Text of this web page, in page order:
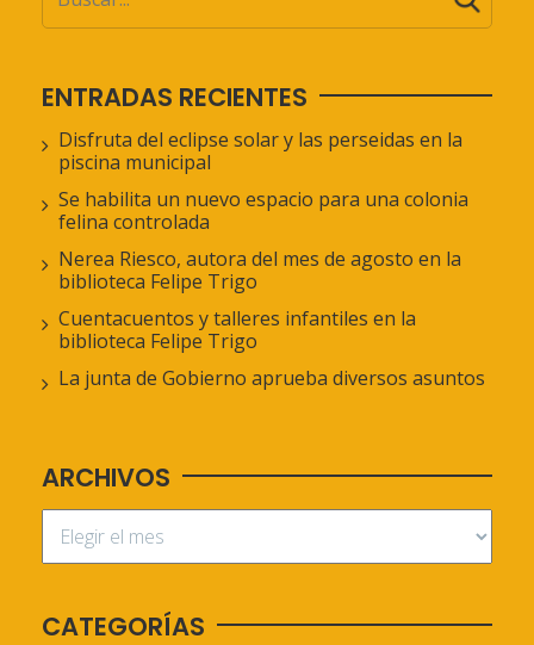
ENTRADAS RECIENTES
Disfruta del eclipse solar y las perseidas en la
piscina municipal
Se habilita un nuevo espacio para una colonia
felina controlada
Nerea Riesco, autora del mes de agosto en la
biblioteca Felipe Trigo
Cuentacuentos y talleres infantiles en la
biblioteca Felipe Trigo
La junta de Gobierno aprueba diversos asuntos
ARCHIVOS
CATEGORÍAS